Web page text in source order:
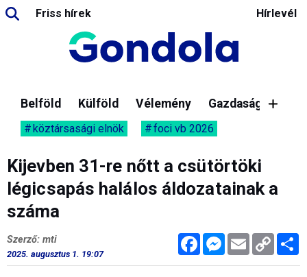
Friss hírek Hírlevél
Belföld Külföld Vélemény Gazdaság
köztársasági elnök foci vb 2026
Kijevben 31-re nőtt a csütörtöki
légicsapás halálos áldozatainak a
száma
FacebookMessenger
Email Copy
Link
Szerző: mti
2025. augusztus 1. 19:07